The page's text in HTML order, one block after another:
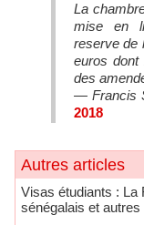
La
mise en
reserve de
euros dont
des
— Francis
2018
Autres articles
​Visas étudiants : La
sénégalais et